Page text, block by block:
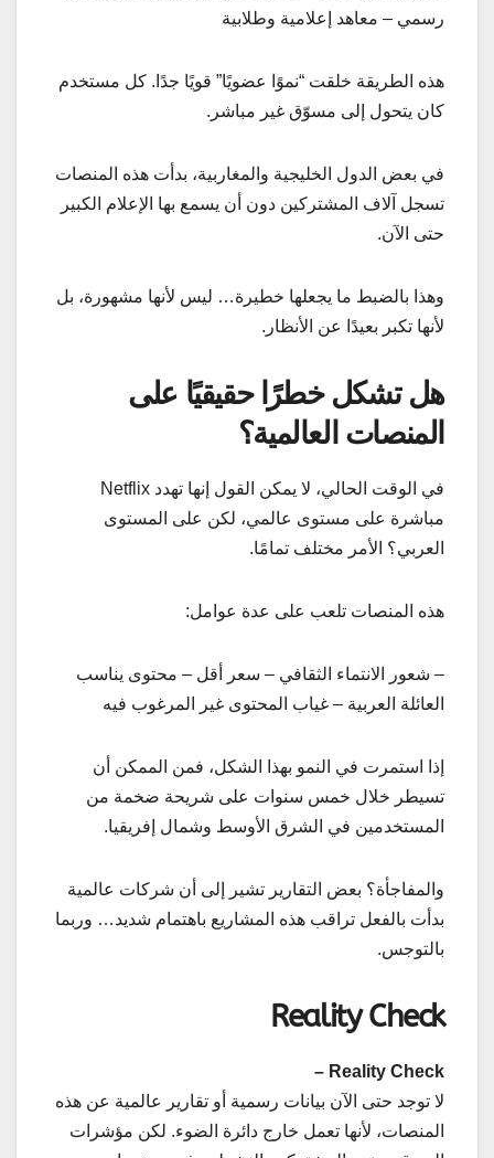
رسمي – معاهد إعلامية وطلابية
هذه الطريقة خلقت “نموًا عضويًا” قويًا جدًا. كل مستخدم
كان يتحول إلى مسوّق غير مباشر.
في بعض الدول الخليجية والمغاربية، بدأت هذه المنصات
تسجل آلاف المشتركين دون أن يسمع بها الإعلام الكبير
حتى الآن.
وهذا بالضبط ما يجعلها خطيرة… ليس لأنها مشهورة، بل
لأنها تكبر بعيدًا عن الأنظار.
هل تشكل خطرًا حقيقيًا على
المنصات العالمية؟
في الوقت الحالي، لا يمكن القول إنها تهدد Netflix
مباشرة على مستوى عالمي، لكن على المستوى
العربي؟ الأمر مختلف تمامًا.
هذه المنصات تلعب على عدة عوامل:
– شعور الانتماء الثقافي – سعر أقل – محتوى يناسب
العائلة العربية – غياب المحتوى غير المرغوب فيه
إذا استمرت في النمو بهذا الشكل، فمن الممكن أن
تسيطر خلال خمس سنوات على شريحة ضخمة من
المستخدمين في الشرق الأوسط وشمال إفريقيا.
والمفاجأة؟ بعض التقارير تشير إلى أن شركات عالمية
بدأت بالفعل تراقب هذه المشاريع باهتمام شديد… وربما
بالتوجس.
Reality Check
Reality Check –
لا توجد حتى الآن بيانات رسمية أو تقارير عالمية عن هذه
المنصات، لأنها تعمل خارج دائرة الضوء. لكن مؤشرات